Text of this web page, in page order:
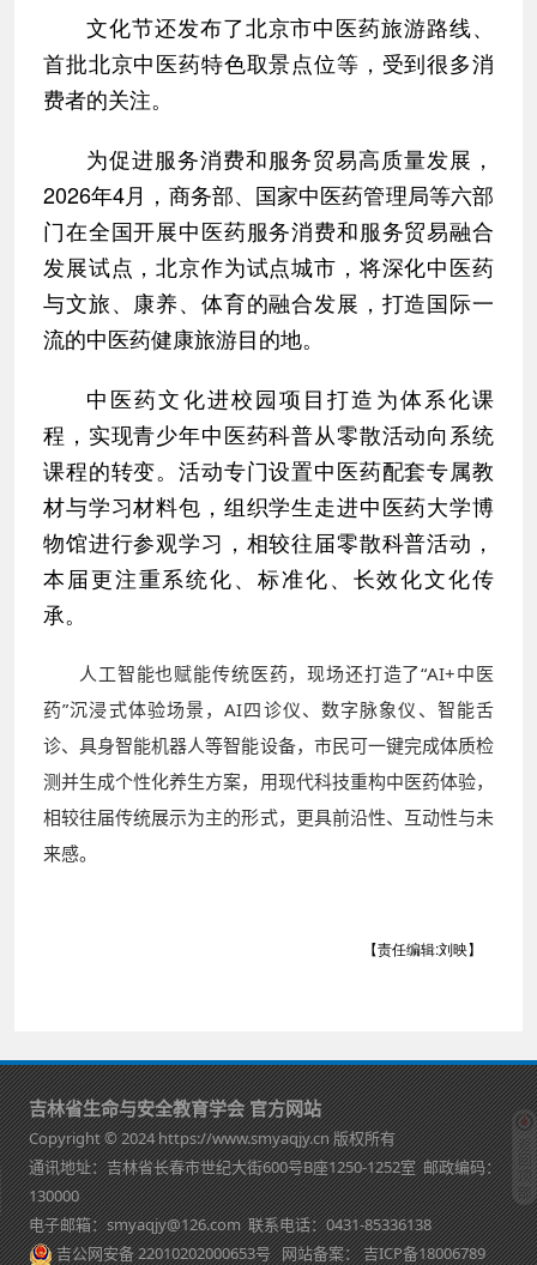
文化节还发布了北京市中医药旅游路线、
首批北京中医药特色取景点位等，受到很多消
费者的关注。
为促进服务消费和服务贸易高质量发展，
2026年4月，商务部、国家中医药管理局等六部
门在全国开展中医药服务消费和服务贸易融合
发展试点，北京作为试点城市，将深化中医药
与文旅、康养、体育的融合发展，打造国际一
流的中医药健康旅游目的地。
中医药文化进校园项目打造为体系化课
程，实现青少年中医药科普从零散活动向系统
课程的转变。活动专门设置中医药配套专属教
材与学习材料包，组织学生走进中医药大学博
物馆进行参观学习，相较往届零散科普活动，
本届更注重系统化、标准化、长效化文化传
承。
人工智能也赋能传统医药，现场还打造了“AI+中医
药”沉浸式体验场景，AI四诊仪、数字脉象仪、智能舌
诊、具身智能机器人等智能设备，市民可一键完成体质检
测并生成个性化养生方案，用现代科技重构中医药体验，
相较往届传统展示为主的形式，更具前沿性、互动性与未
来感。
【责任编辑:刘映】
吉林省生命与安全教育学会 官方网站
Copyright © 2024 https://www.smyaqjy.cn 版权所有
通讯地址：吉林省长春市世纪大街600号B座1250-1252室 邮政编码：
130000
电子邮箱：smyaqjy@126.com 联系电话：0431-85336138
吉公网安备 22010202000653号网站备案：吉ICP备18006789